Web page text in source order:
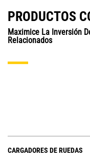
PRODUCTOS
Maximice La Inversión
Relacionados
CARGADORES DE RUEDAS